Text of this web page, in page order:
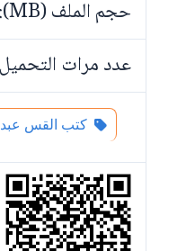
حجم الملف (MB):
عدد مرات
كتب القس عبد